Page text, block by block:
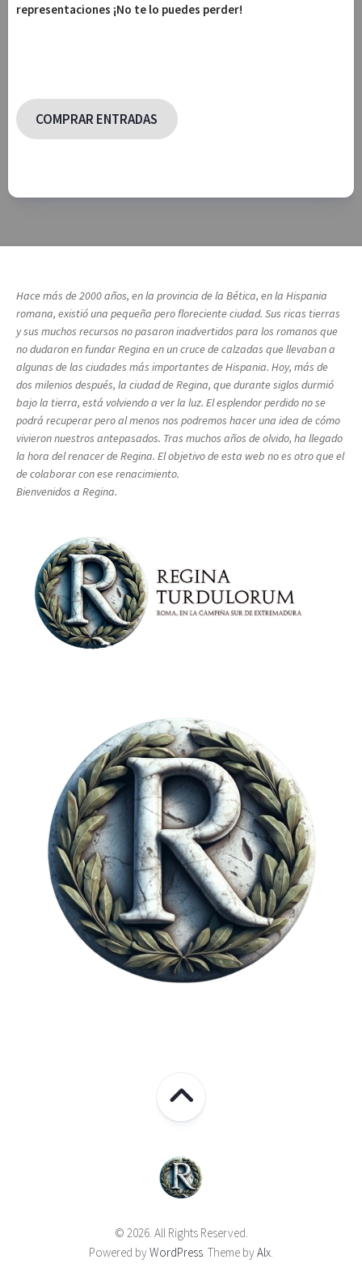
representaciones ¡No te lo puedes perder!
COMPRAR ENTRADAS
Hace más de 2000 años, en la provincia de la Bética, en la Hispania
romana, existió una pequeña pero floreciente ciudad. Sus ricas tierras
y sus muchos recursos no pasaron inadvertidos para los romanos que
no dudaron en fundar Regina en un cruce de calzadas que llevaban a
algunas de las ciudades más importantes de Hispania. Hoy, más de
dos milenios después, la ciudad de Regina, que durante siglos durmió
bajo la tierra, está volviendo a ver la luz. El esplendor perdido no se
podrá recuperar pero al menos nos podremos hacer una idea de cómo
vivieron nuestros antepasados. Tras muchos años de olvido, ha llegado
la hora del renacer de Regina. El objetivo de esta web no es otro que el
de colaborar con ese renacimiento.
Bienvenidos a Regina.
© 2026. All Rights Reserved.
Powered byWordPress. Theme byAlx.